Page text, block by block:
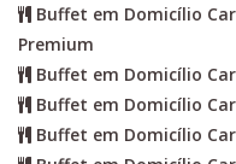
Buffet em Domicílio
Premium
Buffet em Domicílio
Buffet em Domicílio
Buffet em Domicílio